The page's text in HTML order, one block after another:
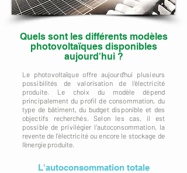
Quels sont les différents modèles
photovoltaïques disponibles
aujourd'hui ?
Le photovoltaïque offre aujourd'hui plusieurs
possibilités de valorisation de l'électricité
produite. Le choix du modèle dépend
principalement du profil de consommation, du
type de bâtiment, du budget disponible et des
objectifs recherchés. Selon les cas, il est
possible de privilégier l'autoconsommation, la
revente de l'électricité ou encore le stockage de
l'énergie produite.
L'autoconsommation totale